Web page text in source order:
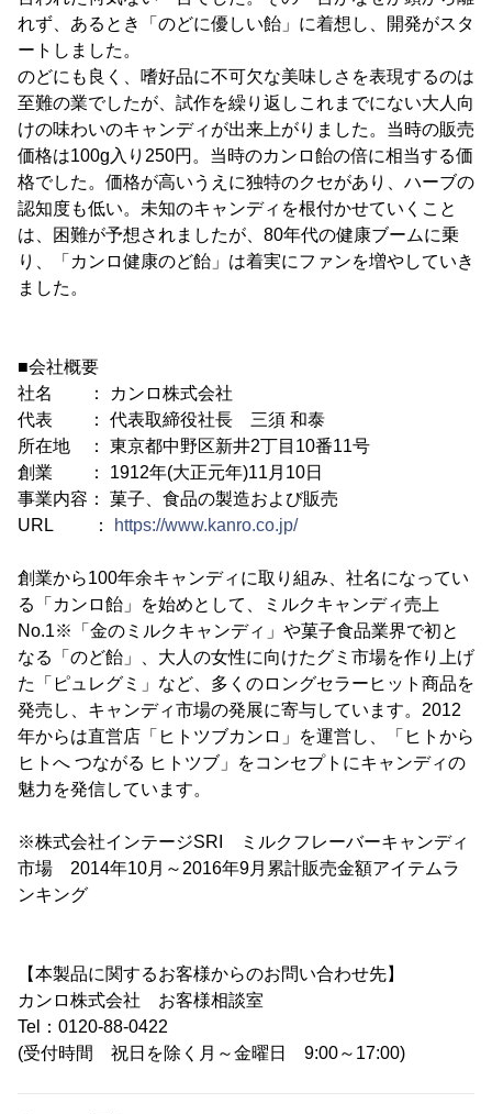
れず、あるとき「のどに優しい飴」に着想し、開発がスタ
ートしました。
のどにも良く、嗜好品に不可欠な美味しさを表現するのは
至難の業でしたが、試作を繰り返しこれまでにない大人向
けの味わいのキャンディが出来上がりました。当時の販売
価格は100g入り250円。当時のカンロ飴の倍に相当する価
格でした。価格が高いうえに独特のクセがあり、ハーブの
認知度も低い。未知のキャンディを根付かせていくこと
は、困難が予想されましたが、80年代の健康ブームに乗
り、「カンロ健康のど飴」は着実にファンを増やしていき
ました。
■会社概要
社名 ： カンロ株式会社
代表 ： 代表取締役社長 三須 和泰
所在地 ： 東京都中野区新井2丁目10番11号
創業 ： 1912年(大正元年)11月10日
事業内容： 菓子、食品の製造および販売
URL ：
https://www.kanro.co.jp/
創業から100年余キャンディに取り組み、社名になってい
る「カンロ飴」を始めとして、ミルクキャンディ売上
No.1※「金のミルクキャンディ」や菓子食品業界で初と
なる「のど飴」、大人の女性に向けたグミ市場を作り上げ
た「ピュレグミ」など、多くのロングセラーヒット商品を
発売し、キャンディ市場の発展に寄与しています。2012
年からは直営店「ヒトツブカンロ」を運営し、「ヒトから
ヒトへ つながる ヒトツブ」をコンセプトにキャンディの
魅力を発信しています。
※株式会社インテージSRI ミルクフレーバーキャンディ
市場 2014年10月～2016年9月累計販売金額アイテムラ
ンキング
【本製品に関するお客様からのお問い合わせ先】
カンロ株式会社 お客様相談室
Tel：0120-88-0422
(受付時間 祝日を除く月～金曜日 9:00～17:00)